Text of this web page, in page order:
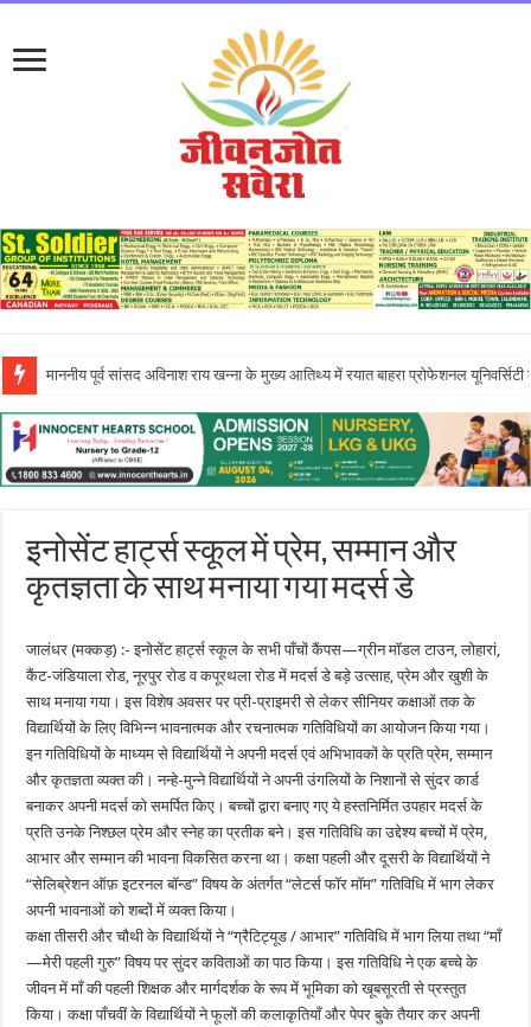
इन्नोसेंट हार्ट्स स्कूल में ‘दिशा – एन इनिशिएटिव’ के तहत आयोजित एंटरप्रेन्योरशिप सेमिनार
इनोसेंट हार्ट्स स्कूल में प्रेम, सम्मान और
कृतज्ञता के साथ मनाया गया मदर्स डे
जालंधर (मक्कड़) :- इनोसेंट हार्ट्स स्कूल के सभी पाँचों कैंपस—ग्रीन मॉडल टाउन, लोहारां,
कैंट-जंडियाला रोड, नूरपुर रोड व कपूरथला रोड में मदर्स डे बड़े उत्साह, प्रेम और खुशी के
साथ मनाया गया। इस विशेष अवसर पर प्री-प्राइमरी से लेकर सीनियर कक्षाओं तक के
विद्यार्थियों के लिए विभिन्न भावनात्मक और रचनात्मक गतिविधियों का आयोजन किया गया।
इन गतिविधियों के माध्यम से विद्यार्थियों ने अपनी मदर्स एवं अभिभावकों के प्रति प्रेम, सम्मान
और कृतज्ञता व्यक्त की। नन्हे-मुन्ने विद्यार्थियों ने अपनी उंगलियों के निशानों से सुंदर कार्ड
बनाकर अपनी मदर्स को समर्पित किए। बच्चों द्वारा बनाए गए ये हस्तनिर्मित उपहार मदर्स के
प्रति उनके निश्छल प्रेम और स्नेह का प्रतीक बने। इस गतिविधि का उद्देश्य बच्चों में प्रेम,
आभार और सम्मान की भावना विकसित करना था। कक्षा पहली और दूसरी के विद्यार्थियों ने
“सेलिब्रेशन ऑफ़ इटरनल बॉन्ड” विषय के अंतर्गत “लेटर्स फॉर मॉम” गतिविधि में भाग लेकर
अपनी भावनाओं को शब्दों में व्यक्त किया।
कक्षा तीसरी और चौथी के विद्यार्थियों ने “ग्रैटिट्यूड / आभार” गतिविधि में भाग लिया तथा “माँ
—मेरी पहली गुरु” विषय पर सुंदर कविताओं का पाठ किया। इस गतिविधि ने एक बच्चे के
जीवन में माँ की पहली शिक्षक और मार्गदर्शक के रूप में भूमिका को खूबसूरती से प्रस्तुत
किया। कक्षा पाँचवीं के विद्यार्थियों ने फूलों की कलाकृतियाँ और पेपर बुके तैयार कर अपनी